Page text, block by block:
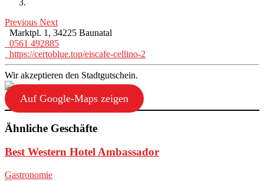
Previous Next
Marktpl. 1, 34225 Baunatal
0561 492885
https://certoblue.top/eiscafe-cellino-2
Wir akzeptieren den Stadtgutschein.
Auf Google-Maps zeigen
Ähnliche Geschäfte
Best Western Hotel Ambassador
Gastronomie